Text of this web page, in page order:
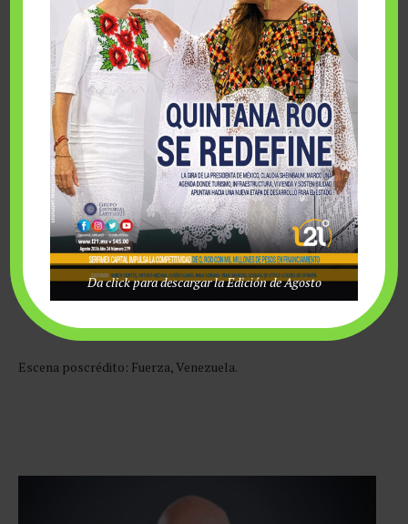
buenísimo, pero quise compartirte, porque tú y yo y toda el
arca de Noé, vamos juntos en una canica que gira a 1,670
kilómetros por hora y se desplaza a 107,280 kilómetros por
hora en una sincronización perfecta.
Si estás de acuerdo conmigo…
Entonces, ¿por qué carajos amarrarle a un pato una playera de
la selección nacional de fútbol como si fuera camisa de fuerza
impidiendo que extienda sus alas? Quémenme en leña verde si
quieren, pero eso es maltrato animal.
Iñaki Manero
Escena poscrédito: Fuerza, Venezuela.
Da click para descargar la Edición de Agosto